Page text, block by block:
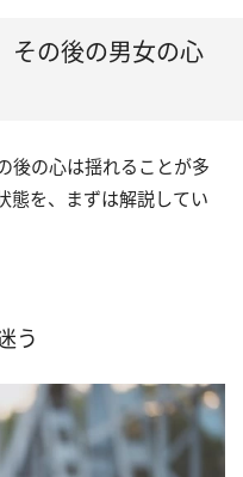
その後の男女の心
後の心は揺れることが多
態を、まずは解説してい
う